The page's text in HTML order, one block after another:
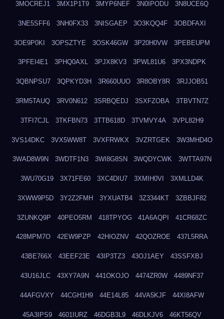
3MOCREJ1 3MX1P1T9 3MYP6NEF 3N0IPODU 3N8UCE6Q
3NE5SFF6 3NH0FX33 3NISGAEP 3O3KQQ4F 3OBDFAXI
3OE9P0KI 3OPSZTYE 3OSK46GW 3P20H0VW 3PEBEUPM
3PFEI4E1 3PHQ0AXL 3PJX8KV3 3PWL81U6 3PX3NDPK
3QBNPSU7 3QPKYD3H 3R660UUO 3R8OBY8R 3RJJOB51
3RM5TAUQ 3RV0N612 3SRBQEDJ 3SXFZOBA 3TBVTN7Z
3TFI7CJL 3TKFBN73 3TTB618D 3TVMVY4A 3VPL82H9
3VS14DKC 3VX5WW8T 3VXFRWKX 3VZRTGEK 3W3MHD4O
3WAD8W9N 3WDTF1N3 3WI8G8SN 3WQDYCWK 3WTTA97N
3WU70G19 3X71FE60 3XC4DIU7 3XMIH0VI 3XMLLD4K
3XWW9P5D 3Y2Z2FMH 3YXUATB4 3Z3344KT 3ZBBJF82
3ZUNKQ9P 40PEO5RM 418TPYOG 41A6AQPI 41CR68ZC
428MPM7O 42EW9PZP 42HIOZNV 42QOZROE 437L5RRA
43BE766X 43EEF23E 43IP3TZ3 43OJ1AEY 43SSFXBJ
43U16JLC 43XY7A9N 441OKOJO 4474ZR0W 4489NF37
44AFGVXY 44CGH1H9 44E14L85 44VA5KJF 44XI8AFW
45A3IPS9 4601IURZ 46DGB3L9 46DLKJV6 46KT56QV